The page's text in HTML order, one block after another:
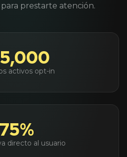
prestarte atención.
activos opt-in
75%
directo al usuario